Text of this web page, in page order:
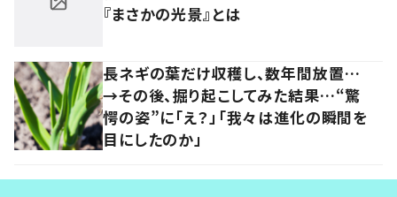
『まさかの光景』とは
長ネギの葉だけ収穫し、数年間放置…
→その後、掘り起こしてみた結果…“驚
愕の姿”に「え？」「我々は進化の瞬間を
目にしたのか」